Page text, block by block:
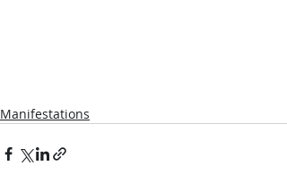
Manifestations